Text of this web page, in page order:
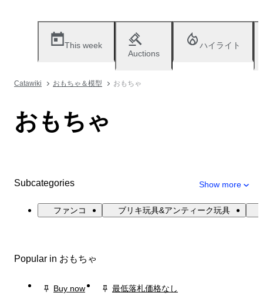
This week
Auctions
ハイライト
Catawiki おもちゃ＆模型 おもちゃ
おもちゃ
Subcategories Show more
ファンコ ブリキ玩具&アンティーク玩具
Popular in おもちゃ
Buy now
最低落札価格なし